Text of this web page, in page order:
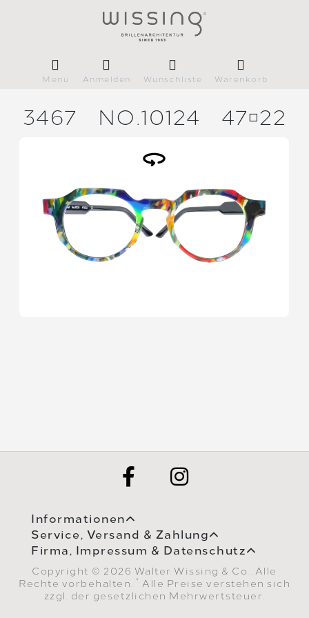
Menü Anmelden Wunschliste Warenkorb
3467 NO.10124 4722
Informationen
Service, Versand & Zahlung
Firma, Impressum & Datenschutz
Copyright © 2026 Walter Wissing & Co.. Alle
Rechte vorbehalten.
* Alle Preise verstehen sich
zzgl. der gesetzlichen Mehrwertsteuer.